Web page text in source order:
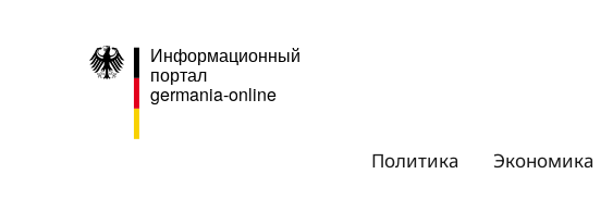
Информационный
портал
germania-online
Политика Экономика